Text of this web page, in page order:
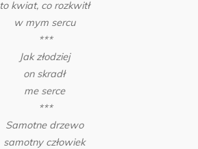
to kwiat, co rozkwitł
w mym sercu
***
Jak złodziej
on skradł
me serce
***
Samotne drzewo
samotny człowiek